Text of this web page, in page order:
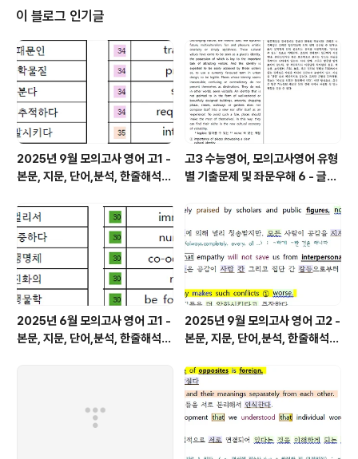
줄 알아야 올바른 구문 분석과 독해가 가능해집니다. 한줄
해석의 파란색은 주절의 동사이고, 보라색은 명사절, 초록
색은 형용사절, 갈색은 부사절 내의 동사들을 구분해 놓은
것입니다. 분석과 해석을 용이하게 하기 위함입니다. 1단계
의 지문만 파일을 통해 스스로 아는 부분과 모르는 부분을
구분하여 학..
이 블로그 인기글
2025년 9월 모의고사 영어 고1 -
본문, 지문, 단어,분석, 한줄해석,
고3 수능영어, 모의고사영어 유형
별 기출문제 및 좌문우해 6 - 글의
2025년 6월 모의고사 영어 고1 -
본문, 지문, 단어,분석, 한줄해석,
2025년 9월 모의고사 영어 고2 -
본문, 지문, 단어,분석, 한줄해석,